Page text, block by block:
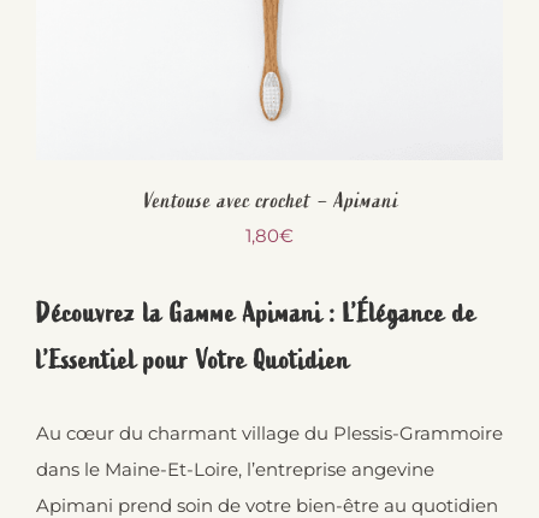
Ventouse avec crochet – Apimani
1,80€
Découvrez la Gamme Apimani : L’Élégance de
l’Essentiel pour Votre Quotidien
Au cœur du charmant village du Plessis-Grammoire
dans le Maine-Et-Loire, l’entreprise angevine
Apimani prend soin de votre bien-être au quotidien